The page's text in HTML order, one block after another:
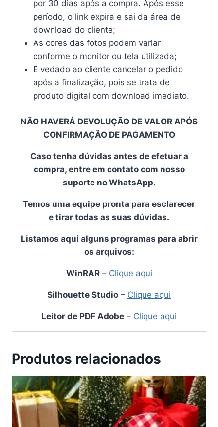
por 30 dias após a compra. Após esse
período, o link expira e sai da área de
download do cliente;
As cores das fotos podem variar
conforme o monitor ou tela utilizada;
É vedado ao cliente cancelar o pedido
após a finalização, pois se trata de
produto digital com download imediato.
NÃO HAVERÁ DEVOLUÇÃO DE VALOR APÓS
CONFIRMAÇÃO DE PAGAMENTO
Caso tenha dúvidas antes de efetuar a
compra, entre em contato com nosso
suporte no WhatsApp.
Temos uma equipe pronta para esclarecer
e tirar todas as suas dúvidas.
Listamos aqui alguns programas para abrir
os arquivos:
WinRAR– Clique aqui
Silhouette Studio – Clique aqui
Leitor de PDF Adobe – Clique aqui
Produtos relacionados